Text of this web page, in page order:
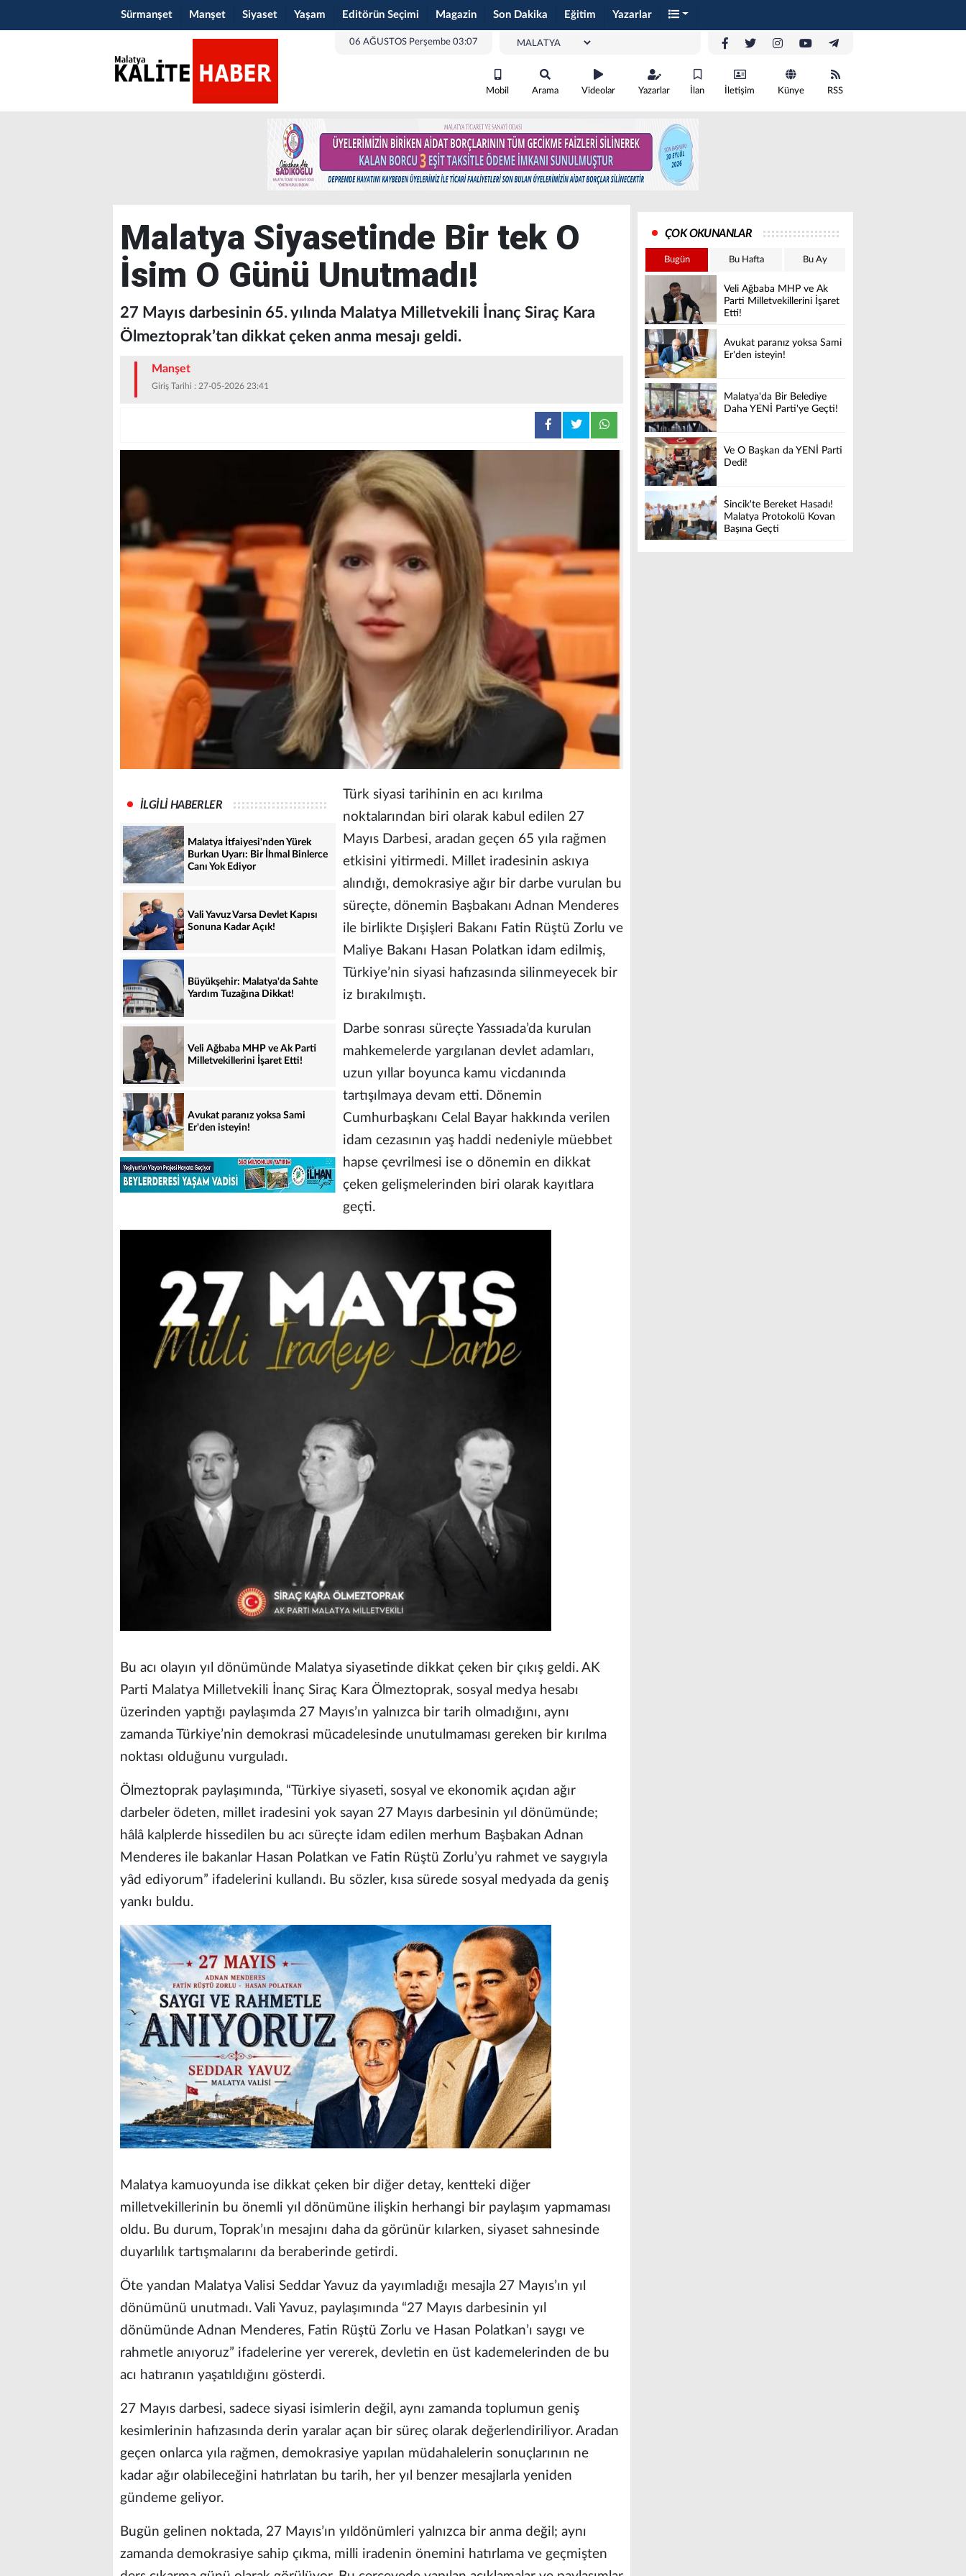
Sürmanşet Manşet Siyaset Yaşam Editörün Seçimi Magazin Son Dakika Eğitim Yazarlar
06 AĞUSTOS Perşembe 03:07
Mobil Arama Videolar Yazarlar İlan İletişim Künye RSS
Malatya Siyasetinde Bir tek O
İsim O Günü Unutmadı!
27 Mayıs darbesinin 65. yılında Malatya Milletvekili İnanç Siraç Kara
Ölmeztoprak’tan dikkat çeken anma mesajı geldi.
Manşet
Giriş Tarihi : 27-05-2026 23:41
İLGİLİ HABERLER
Malatya İtfaiyesi'nden Yürek
Burkan Uyarı: Bir İhmal Binlerce
Canı Yok Ediyor
Vali Yavuz Varsa Devlet Kapısı
Sonuna Kadar Açık!
Büyükşehir: Malatya'da Sahte
Yardım Tuzağına Dikkat!
Veli Ağbaba MHP ve Ak Parti
Milletvekillerini İşaret Etti!
Avukat paranız yoksa Sami
Er'den isteyin!
Türk siyasi tarihinin en acı kırılma
noktalarından biri olarak kabul edilen 27
Mayıs Darbesi, aradan geçen 65 yıla rağmen
etkisini yitirmedi. Millet iradesinin askıya
alındığı, demokrasiye ağır bir darbe vurulan bu
süreçte, dönemin Başbakanı Adnan Menderes
ile birlikte Dışişleri Bakanı Fatin Rüştü Zorlu ve
Maliye Bakanı Hasan Polatkan idam edilmiş,
Türkiye’nin siyasi hafızasında silinmeyecek bir
iz bırakılmıştı.
Darbe sonrası süreçte Yassıada’da kurulan
mahkemelerde yargılanan devlet adamları,
uzun yıllar boyunca kamu vicdanında
tartışılmaya devam etti. Dönemin
Cumhurbaşkanı Celal Bayar hakkında verilen
idam cezasının yaş haddi nedeniyle müebbet
hapse çevrilmesi ise o dönemin en dikkat
çeken gelişmelerinden biri olarak kayıtlara
geçti.
Bu acı olayın yıl dönümünde Malatya siyasetinde dikkat çeken bir çıkış geldi. AK
Parti Malatya Milletvekili İnanç Siraç Kara Ölmeztoprak, sosyal medya hesabı
üzerinden yaptığı paylaşımda 27 Mayıs’ın yalnızca bir tarih olmadığını, aynı
zamanda Türkiye’nin demokrasi mücadelesinde unutulmaması gereken bir kırılma
noktası olduğunu vurguladı.
Ölmeztoprak paylaşımında, “Türkiye siyaseti, sosyal ve ekonomik açıdan ağır
darbeler ödeten, millet iradesini yok sayan 27 Mayıs darbesinin yıl dönümünde;
hâlâ kalplerde hissedilen bu acı süreçte idam edilen merhum Başbakan Adnan
Menderes ile bakanlar Hasan Polatkan ve Fatin Rüştü Zorlu’yu rahmet ve saygıyla
yâd ediyorum” ifadelerini kullandı. Bu sözler, kısa sürede sosyal medyada da geniş
yankı buldu.
Malatya kamuoyunda ise dikkat çeken bir diğer detay, kentteki diğer
milletvekillerinin bu önemli yıl dönümüne ilişkin herhangi bir paylaşım yapmaması
oldu. Bu durum, Toprak’ın mesajını daha da görünür kılarken, siyaset sahnesinde
duyarlılık tartışmalarını da beraberinde getirdi.
Öte yandan Malatya Valisi Seddar Yavuz da yayımladığı mesajla 27 Mayıs’ın yıl
dönümünü unutmadı. Vali Yavuz, paylaşımında “27 Mayıs darbesinin yıl
dönümünde Adnan Menderes, Fatin Rüştü Zorlu ve Hasan Polatkan’ı saygı ve
rahmetle anıyoruz” ifadelerine yer vererek, devletin en üst kademelerinden de bu
acı hatıranın yaşatıldığını gösterdi.
27 Mayıs darbesi, sadece siyasi isimlerin değil, aynı zamanda toplumun geniş
kesimlerinin hafızasında derin yaralar açan bir süreç olarak değerlendiriliyor. Aradan
geçen onlarca yıla rağmen, demokrasiye yapılan müdahalelerin sonuçlarının ne
kadar ağır olabileceğini hatırlatan bu tarih, her yıl benzer mesajlarla yeniden
gündeme geliyor.
Bugün gelinen noktada, 27 Mayıs’ın yıldönümleri yalnızca bir anma değil; aynı
zamanda demokrasiye sahip çıkma, milli iradenin önemini hatırlama ve geçmişten
ÇOK OKUNANLAR
Bugün Bu Hafta Bu Ay
Veli Ağbaba MHP ve Ak
Parti Milletvekillerini İşaret
Etti!
Avukat paranız yoksa Sami
Er'den isteyin!
Malatya'da Bir Belediye
Daha YENİ Parti'ye Geçti!
Ve O Başkan da YENİ Parti
Dedi!
Sincik'te Bereket Hasadı!
Malatya Protokolü Kovan
Başına Geçti